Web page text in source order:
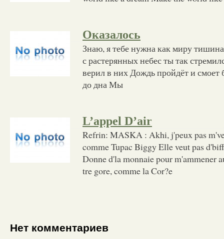
Оказалось
Знаю, я тебе нужна как миру
с растерянных небес ты так
верил в них Дождь пройдёт и
до дна Мы
L’appel D’air
Refrin: MASKA : Akhi, j'peux pas
comme Tupac Biggy Elle veut pas
Donne d'la monnaie pour m'ammener
tre gore, comme la Cor?e
Нет комментариев